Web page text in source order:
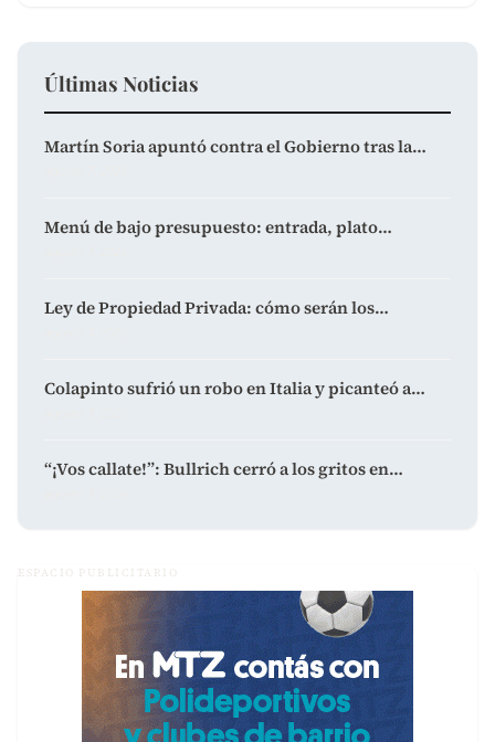
Últimas Noticias
Martín Soria apuntó contra el Gobierno tras la…
Menú de bajo presupuesto: entrada, plato…
Ley de Propiedad Privada: cómo serán los…
Colapinto sufrió un robo en Italia y picanteó a…
“¡Vos callate!”: Bullrich cerró a los gritos en…
ESPACIO PUBLICITARIO